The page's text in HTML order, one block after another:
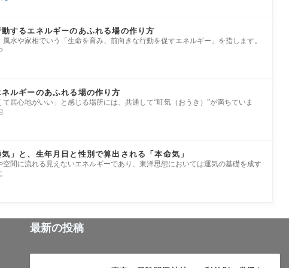
するエネルギーのあふれる場の作り方
風水や家相でいう「生命を育み、前向きな行動を促すエネルギー」を指します。
ルギーのあふれる場の作り方
て居心地がいい」と感じる場所には、共通して“旺気（おうき）”が満ちていま
」と、生年月日と性別で算出される「本命気」
空間に流れる見えないエネルギーであり、東洋思想においては運気の基礎を成す
最新の投稿
未分類